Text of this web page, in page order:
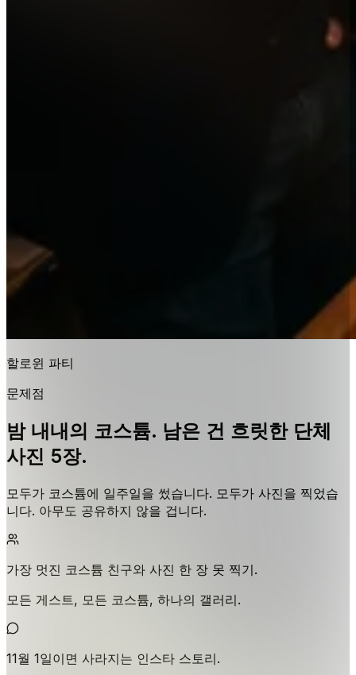
할로윈 파티
문제점
밤 내내의 코스튬. 남은 건 흐릿한 단체
사진 5장.
모두가 코스튬에 일주일을 썼습니다. 모두가 사진을 찍었습
니다. 아무도 공유하지 않을 겁니다.
가장 멋진 코스튬 친구와 사진 한 장 못 찍기.
모든 게스트, 모든 코스튬, 하나의 갤러리.
11월 1일이면 사라지는 인스타 스토리.